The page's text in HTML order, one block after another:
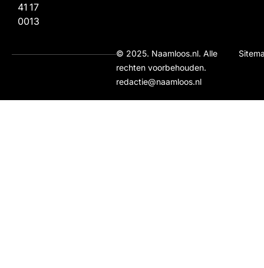
41
00
17
13
© 2025. Naamloos.nl. Alle
rechten voorbehouden.
redactie@naamloos.nl